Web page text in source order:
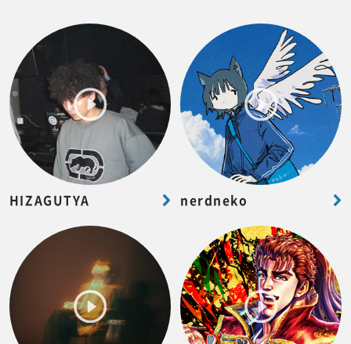
HIZAGUTYA nerdneko